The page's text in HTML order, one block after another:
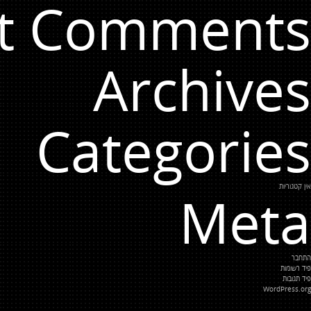
Comments
Archives
Categories
אין קטגוריות
Meta
התחבר
פיד רשומות
פיד תגובות
WordPress.org